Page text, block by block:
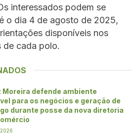
interessados podem se
o dia 4 de agosto de 2025,
disponíveis nos
de cada polo.
Moreira defende ambiente
para os negócios e geração de
durante posse da nova diretoria